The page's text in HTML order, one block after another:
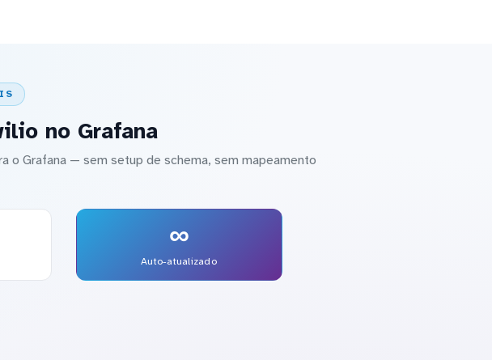
no Grafana
o Grafana — sem setup de schema, sem mapeamento
∞
Auto-atualizado